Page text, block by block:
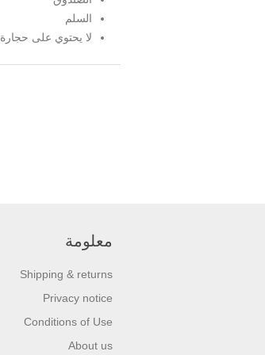
السلم
لا يحتوي على حجارة
معلومة
Shipping & returns
Privacy notice
Conditions of Use
About us